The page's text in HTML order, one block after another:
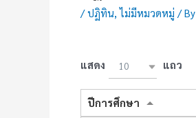
/ปฏิทิน,ไม่มีหมวดหมู่ / By
แสดง 10 แถว
ปีการศึกษา